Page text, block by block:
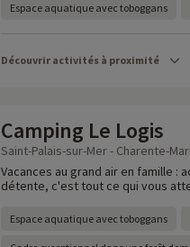
Espace aquatique avec toboggans
Découvrir activités à proximité
Camping Le Logis
Saint-Palais-sur-Mer - Charente-
Vacances au grand air en famille
détente, c'est tout ce qui vous
Espace aquatique avec toboggans